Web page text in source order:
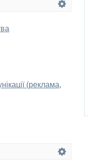
(реклама,